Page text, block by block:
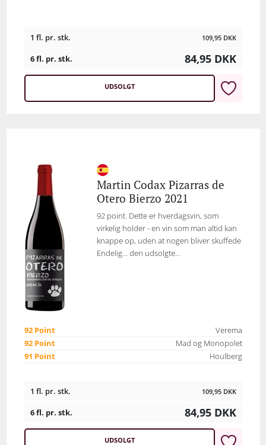
1 fl. pr. stk. 109,95 DKK
6 fl. pr. stk. 84,95 DKK
UDSOLGT
Martin Codax Pizarras de
Otero Bierzo 2021
92 point. Dette er hverdagsvin, som
virkelig holder - en vin som man altid kan
knappe op, uden at nogen bliver skuffede
Endelig… den udsolgte...
92 Point
Verema
92 Point
Mad og Monopolet
91 Point
Houlberg
1 fl. pr. stk. 109,95 DKK
6 fl. pr. stk. 84,95 DKK
UDSOLGT